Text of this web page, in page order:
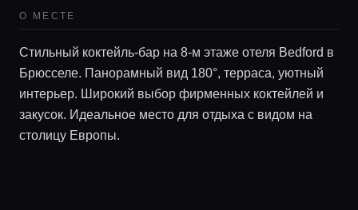
Lifestyle журнал
О МЕСТЕ
Стильный коктейль-бар на 8-м этаже отеля Bedford в
Брюсселе. Панорамный вид 180°, терраса, уютный
интерьер. Широкий выбор фирменных коктейлей и
закусок. Идеальное место для отдыха с видом на
столицу Европы.